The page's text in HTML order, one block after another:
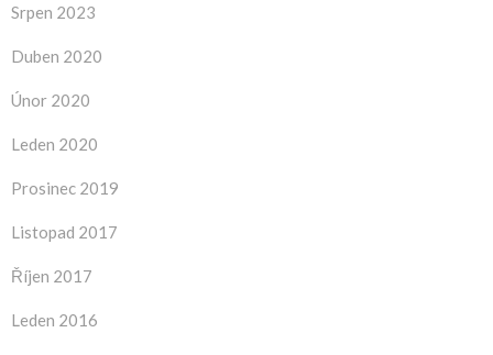
Srpen 2023
Duben 2020
Únor 2020
Leden 2020
Prosinec 2019
Listopad 2017
Říjen 2017
Leden 2016